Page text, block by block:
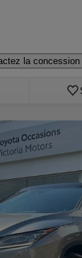
la concession